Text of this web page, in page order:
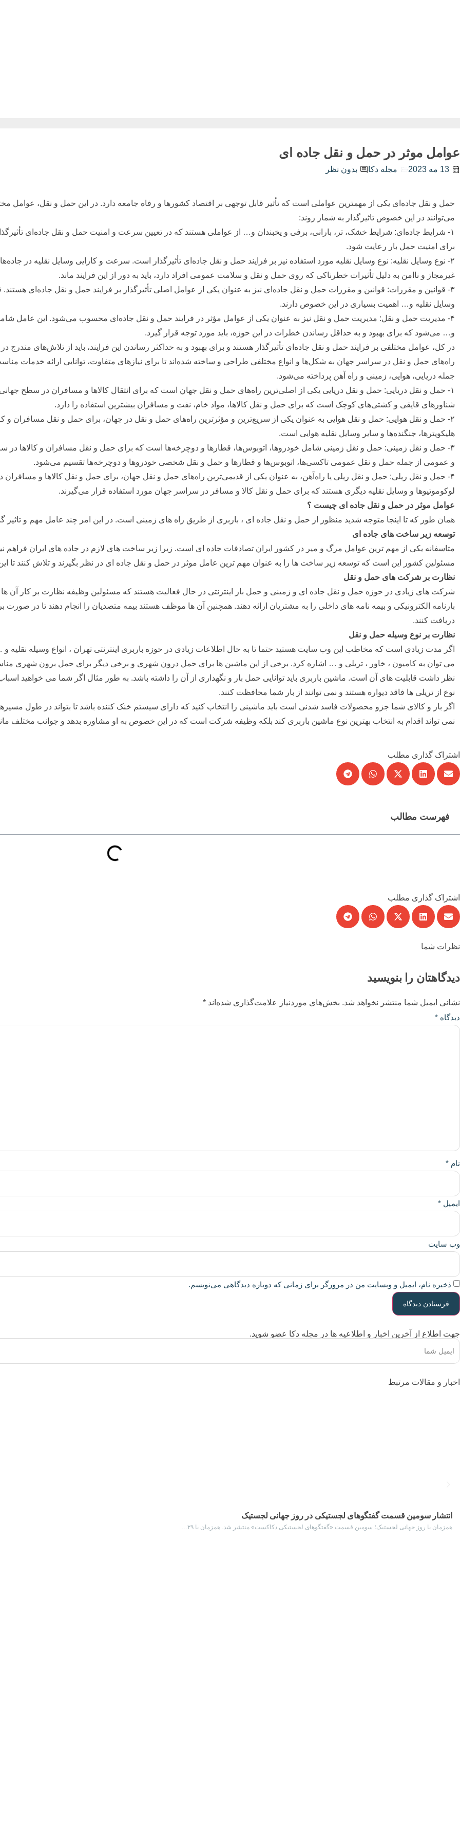
عوامل موثر در حمل و نقل جاده ای
13 مه 2023 مجله دکا بدون نظر
حمل و نقل جاده‌ای یکی از مهمترین عواملی است که تأثیر قابل توجهی بر اقتصاد کشورها و رفاه جامعه دارد. در این حمل و نقل، عوامل
می‌توانند در این خصوص تاثیرگذار به شمار روند:
۱- شرایط جاده‌ای: شرایط خشک، تر، بارانی، برفی و یخبندان و… از عواملی هستند که در تعیین سرعت و امنیت حمل و نقل جاده‌ای
برای امنیت حمل بار رعایت شود.
۲- نوع وسایل نقلیه: نوع وسایل نقلیه مورد استفاده نیز بر فرایند حمل و نقل جاده‌ای تأثیرگذار است. سرعت و کارایی وسایل نقلیه در
غیرمجاز و ناامن به دلیل تأثیرات خطرناکی که روی حمل و نقل و سلامت عمومی افراد دارد، باید به دور از این فرایند ماند.
۳- قوانین و مقررات: قوانین و مقررات حمل و نقل جاده‌ای نیز به عنوان یکی از عوامل اصلی تأثیرگذار بر فرایند حمل و نقل جاده‌ای
وسایل نقلیه و… اهمیت بسیاری در این خصوص دارند.
۴- مدیریت حمل و نقل: مدیریت حمل و نقل نیز به عنوان یکی از عوامل مؤثر در فرایند حمل و نقل جاده‌ای محسوب می‌شود. این عامل شامل
و… می‌شود که برای بهبود و به حداقل رساندن خطرات در این حوزه، باید مورد توجه قرار گیرد.
در کل، عوامل مختلفی بر فرایند حمل و نقل جاده‌ای تأثیرگذار هستند و برای بهبود و به حداکثر رساندن این فرایند، باید از تلاش‌های مندرج
راه‌های حمل و نقل در سراسر جهان به شکل‌ها و انواع مختلفی طراحی و ساخته شده‌اند تا برای نیازهای متفاوت، توانایی ارائه خدمات
جمله دریایی، هوایی، زمینی و راه آهن پرداخته می‌شود.
۱- حمل و نقل دریایی: حمل و نقل دریایی یکی از اصلی‌ترین راه‌های حمل و نقل جهان است که برای انتقال کالاها و مسافران در سطح
شناورهای قایقی و کشتی‌های کوچک است که برای حمل و نقل کالاها، مواد خام، نفت و مسافران بیشترین استفاده را دارد.
۲- حمل و نقل هوایی: حمل و نقل هوایی به عنوان یکی از سریع‌ترین و مؤثرترین راه‌های حمل و نقل در جهان، برای حمل و نقل مسافران و
هلیکوپترها، جنگنده‌ها و سایر وسایل نقلیه هوایی است.
۳- حمل و نقل زمینی: حمل و نقل زمینی شامل خودروها، اتوبوس‌ها، قطارها و دوچرخه‌ها است که برای حمل و نقل مسافران و کالاها
و عمومی از جمله حمل و نقل عمومی تاکسی‌ها، اتوبوس‌ها و قطارها و حمل و نقل شخصی خودروها و دوچرخه‌ها تقسیم می‌شود.
۴- حمل و نقل ریلی: حمل و نقل ریلی یا راه‌آهن، به عنوان یکی از قدیمی‌ترین راه‌های حمل و نقل جهان، برای حمل و نقل کالاها و
لوکوموتیوها و وسایل نقلیه دیگری هستند که برای حمل و نقل کالا و مسافر در سراسر جهان مورد استفاده قرار می‌گیرند.
عوامل موثر در حمل و نقل جاده ای چیست ؟
همان طور که تا اینجا متوجه شدید منظور از حمل و نقل جاده ای ، باربری از طریق راه های زمینی است. در این امر چند عامل مهم و تاثیر
توسعه زیر ساخت های جاده ای
متاسفانه یکی از مهم ترین عوامل مرگ و میر در کشور ایران تصادفات جاده ای است. زیرا زیر ساخت های لازم در جاده های ایران فراهم
مسئولین کشور این است که توسعه زیر ساخت ها را به عنوان مهم ترین عامل موثر در حمل و نقل جاده ای در نظر بگیرند و تلاش کنند تا
نظارت بر شرکت های حمل و نقل
شرکت های زیادی در حوزه حمل و نقل جاده ای و زمینی و حمل بار اینترنتی در حال فعالیت هستند که مسئولین وظیفه نظارت بر کار آن
بارنامه الکترونیکی و بیمه نامه های داخلی را به مشتریان ارائه دهند. همچنین آن ها موظف هستند بیمه متصدیان را انجام دهند تا در
دریافت کنند.
نظارت بر نوع وسیله حمل و نقل
اگر مدت زیادی است که مخاطب این وب سایت هستید حتما تا به حال اطلاعات زیادی در حوزه باربری اینترنتی تهران ، انواع وسیله
می توان به کامیون ، خاور ، تریلی و … اشاره کرد. برخی از این ماشین ها برای حمل درون شهری و برخی دیگر برای حمل برون شهری
نظر داشت قابلیت های آن است. ماشین باربری باید توانایی حمل بار و نگهداری از آن را داشته باشد. به طور مثال اگر شما می خواهید اسباب
نوع از تریلی ها فاقد دیواره هستند و نمی توانند از بار شما محافظت کنند.
اگر بار و کالای شما جزو محصولات فاسد شدنی است باید ماشینی را انتخاب کنید که دارای سیستم خنک کننده باشد تا بتواند در طول
نمی تواند اقدام به انتخاب بهترین نوع ماشین باربری کند بلکه وظیفه شرکت است که در این خصوص به او مشاوره بدهد و جوانب مختلف
اشتراک گذاری مطلب
فهرست مطالب
اشتراک گذاری مطلب
نظرات شما
دیدگاهتان را بنویسید
نشانی ایمیل شما منتشر نخواهد شد. بخش‌های موردنیاز علامت‌گذاری شده‌اند *
دیدگاه *
نام *
ایمیل *
وب‌ سایت
ذخیره نام، ایمیل و وبسایت من در مرورگر برای زمانی که دوباره دیدگاهی می‌نویسم.
جهت اطلاع از آخرین اخبار و اطلاعیه ها در مجله دکا عضو شوید.
اخبار و مقالات مرتبط
انتشار سومین قسمت گفتگوهای لجستیکی در روز جهانی لجستیک
همزمان با روز جهانی لجستیک؛ سومین قسمت «گفتگوهای لجستیکی دکاکست» منتشر شد. همزمان با ۲۹…